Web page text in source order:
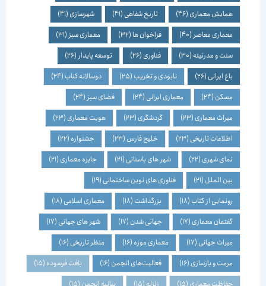
همایش معماری(46) تاریخ شفاهی(41) شهرسازی(41)
معماری معاصر(40) فراخوان ها(32) معماری سبز(31)
سنت و مدرنیته(30) فناوری(26) توسعه پایدار(26)
باغ ایرانی(26) نابودی و تخریب(25) دوسالانه کتاب(24)
مسکن(24) معماری ایرانی(24) فضای سبز(24)
میراث معماری(23) گردشگری(23) هویت معماری(23)
اطلاعات تاریخی(23) خلیج فارس(23) جشنواره(22)
نمای شهری(22) شهر های باستانی(21) جایزه معماری(21)
بین الملل(21) فناوری های نوین ساختمانی(19)
رونمایی از کتاب(18) بزرگداشت(18) معماری اسلامی(18)
گفتمان معماری(17) جهانی شدن(17) شهر های جهانی(17)
میراث جهانی(17) معماری موزه(16) منظر تاریخی(16)
مرمت و بازسازی(16) فعالیت‌های انجمن(16) بافت فرسوده(15)